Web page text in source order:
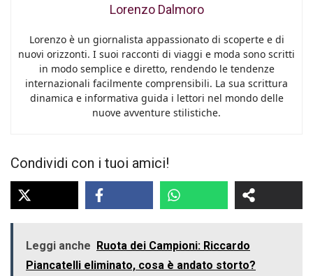
Lorenzo Dalmoro
Lorenzo è un giornalista appassionato di scoperte e di
nuovi orizzonti. I suoi racconti di viaggi e moda sono scritti
in modo semplice e diretto, rendendo le tendenze
internazionali facilmente comprensibili. La sua scrittura
dinamica e informativa guida i lettori nel mondo delle
nuove avventure stilistiche.
Condividi con i tuoi amici!
Leggi anche Ruota dei Campioni: Riccardo
Piancatelli eliminato, cosa è andato storto?